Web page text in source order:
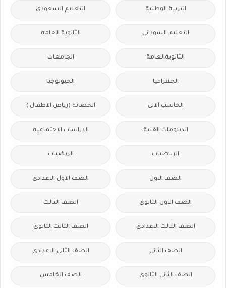
التربية الوطنية التعليم السعودى
التعليم السودانى الثانوية العامة
الثانويةالعامة الجامعات
الجغرافيا الجيولوجيا
الحاسب الالى الحضانة (رياض الاطفال )
الدبلومات الفنية الدراسات الاجتماعية
الرياضيات الريضيات
الصف الاول الصف الاول الاعدادى
الصف الاول الثانوى الصف الثالث
الصف الثالث الاعدادى الصف الثالث الثانوى
الصف الثانى الصف الثانى الاعدادى
الصف الثانى الثانوى الصف الخامس